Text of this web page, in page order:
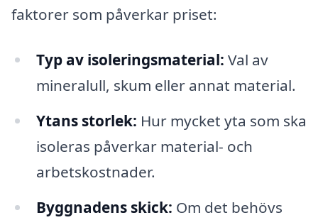
faktorer som påverkar priset:
Typ av isoleringsmaterial: Val av
mineralull, skum eller annat material.
Ytans storlek: Hur mycket yta som ska
isoleras påverkar material- och
arbetskostnader.
Byggnadens skick: Om det behövs